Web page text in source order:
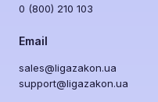
0 (800) 210 103
Email
sales@ligazakon.ua
support@ligazakon.ua